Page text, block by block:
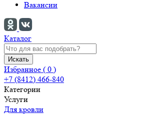
Вакансии
Каталог
Искать
Избранное ( 0 )
+7 (8412) 466-840
Категории
Услуги
Для кровли